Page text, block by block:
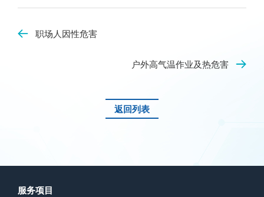
职场人因性危害
户外高气温作业及热危害
返回列表
服务项目